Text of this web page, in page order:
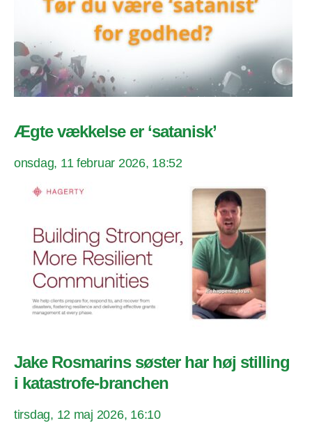
Ægte vækkelse er ‘satanisk’
onsdag, 11 februar 2026, 18:52
Jake Rosmarins søster har høj stilling
i katastrofe-branchen
tirsdag, 12 maj 2026, 16:10